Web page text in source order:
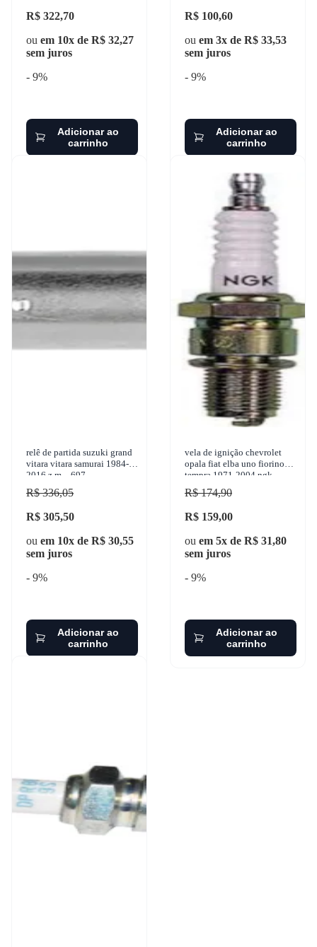
R$ 322,70
ou em 10x de R$ 32,27
sem juros
- 9%
Adicionar ao
carrinho
R$ 100,60
ou em 3x de R$ 33,53
sem juros
- 9%
Adicionar ao
carrinho
relê de partida suzuki grand
vitara vitara samurai 1984-
2016 z.m. - 697
R$ 336,05
R$ 305,50
ou em 10x de R$ 30,55
sem juros
- 9%
Adicionar ao
carrinho
vela de ignição chevrolet
opala fiat elba uno fiorino
tempra 1971-2004 ngk -
bpr5es
R$ 174,90
R$ 159,00
ou em 5x de R$ 31,80
sem juros
- 9%
Adicionar ao
carrinho